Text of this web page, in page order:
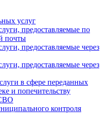
услуг
предоставляемые по
почты
предоставляемые через
предоставляемые через
в сфере переданных
и попечительству
контроля